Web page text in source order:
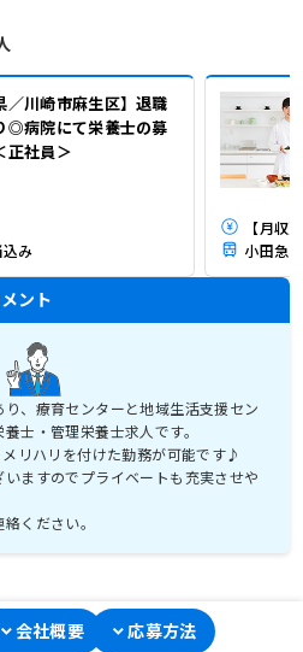
／川崎市麻生区】退職
◎病院にて栄養士の募
正社員＞
込み
【月収
小田急
ント
、療育センターと地域生活支援セン
士・管理栄養士求人です。
リハリを付けた勤務が可能です♪
ますのでプライベートも充実させや
ください。
会社概要 応募方法